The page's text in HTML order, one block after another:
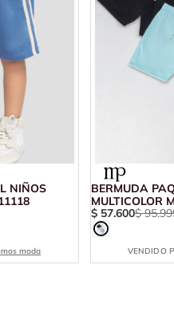
NIÑOS
moda
BERMUDA
MULTICOLOR
$ 57.600$ 95.
VENDIDO